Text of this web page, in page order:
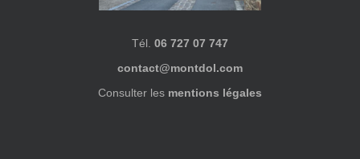
Tél. 06 727 07 747
contact@montdol.com
Consulter les mentions légales